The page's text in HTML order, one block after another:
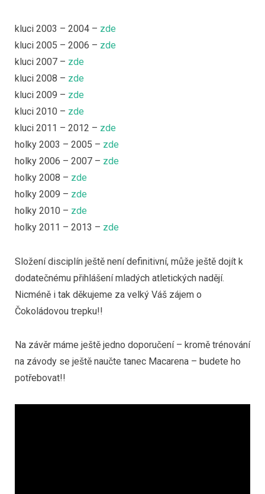
kluci 2003 – 2004 – zde
kluci 2005 – 2006 – zde
kluci 2007 – zde
kluci 2008 – zde
kluci 2009 – zde
kluci 2010 – zde
kluci 2011 – 2012 – zde
holky 2003 – 2005 – zde
holky 2006 – 2007 – zde
holky 2008 – zde
holky 2009 – zde
holky 2010 – zde
holky 2011 – 2013 – zde
Složení disciplín ještě není definitivní, může ještě dojít k
dodatečnému přihlášení mladých atletických nadějí.
Nicméně i tak děkujeme za velký Váš zájem o
Čokoládovou trepku!!
Na závěr máme ještě jedno doporučení – kromě trénování
na závody se ještě naučte tanec Macarena – budete ho
potřebovat!!